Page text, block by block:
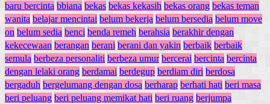
baru bercinta bbiana bekas bekas kekasih bekas orang bekas teman
wanita belajar mencintai belum bekerja belum bersedia belum move
on belum sedia benci benda remeh berahsia berakhir dengan
kekecewaan berangan berani berani dan yakin berbaik berbaik
semula berbeza personaliti berbeza umur bercerai bercinta bercinta
dengan lelaki orang berdamai berdegup berdiam diri berdosa
bergaduh bergelumang dengan dosa berharap berhati hati beri masa
beri peluang beri peluang memikat hati beri ruang berjumpa